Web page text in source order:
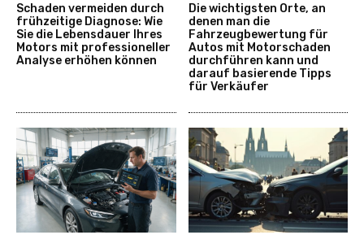
Schaden vermeiden durch
frühzeitige Diagnose: Wie
Sie die Lebensdauer Ihres
Motors mit professioneller
Analyse erhöhen können
Die wichtigsten Orte, an
denen man die
Fahrzeugbewertung für
Autos mit Motorschaden
durchführen kann und
darauf basierende Tipps
für Verkäufer